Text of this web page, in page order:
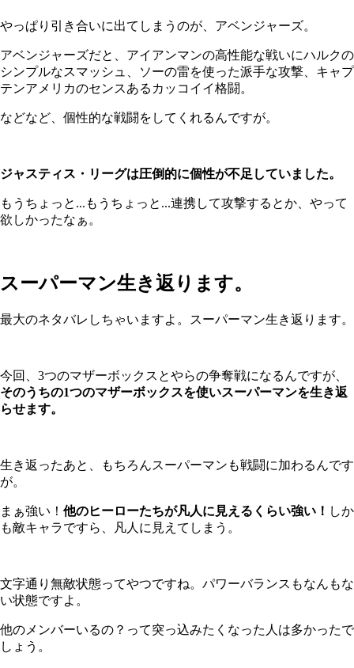
やっぱり引き合いに出てしまうのが、アベンジャーズ。
アベンジャーズだと、アイアンマンの高性能な戦いにハルクの
シンプルなスマッシュ、ソーの雷を使った派手な攻撃、キャプ
テンアメリカのセンスあるカッコイイ格闘。
などなど、個性的な戦闘をしてくれるんですが。
ジャスティス・リーグは圧倒的に個性が不足していました。
もうちょっと...もうちょっと...連携して攻撃するとか、やって
欲しかったなぁ。
スーパーマン生き返ります。
最大のネタバレしちゃいますよ。スーパーマン生き返ります。
今回、3つのマザーボックスとやらの争奪戦になるんですが、
そのうちの1つのマザーボックスを使いスーパーマンを生き返
らせます。
生き返ったあと、もちろんスーパーマンも戦闘に加わるんです
が。
まぁ強い！ 他のヒーローたちが凡人に見えるくらい強い！ しか
も敵キャラですら、凡人に見えてしまう。
文字通り無敵状態ってやつですね。パワーバランスもなんもな
い状態ですよ。
他のメンバーいるの？って突っ込みたくなった人は多かったで
しょう。